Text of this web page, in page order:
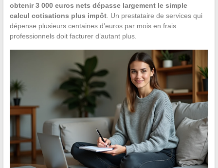
obtenir 3 000 euros nets dépasse largement le simple
calcul cotisations plus impôt. Un prestataire de services qui
dépense plusieurs centaines d’euros par mois en frais
professionnels doit facturer d’autant plus.